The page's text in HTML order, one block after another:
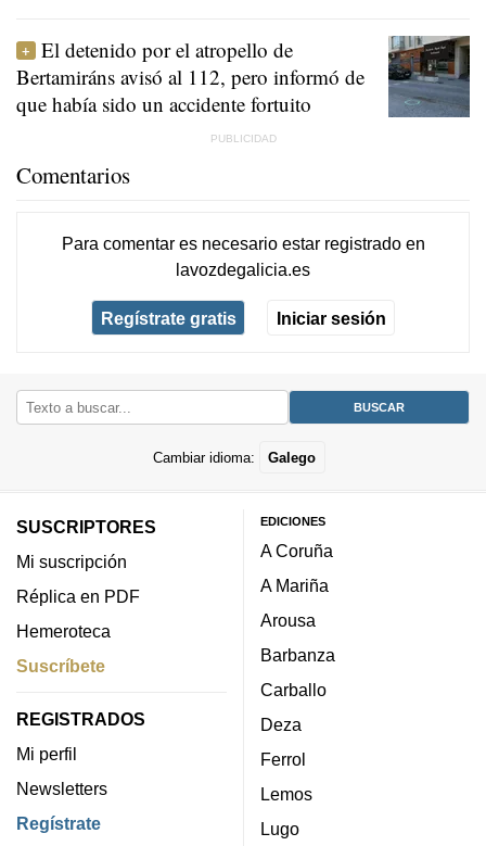
El detenido por el atropello de
Bertamiráns avisó al 112, pero informó de
que había sido un accidente fortuito
Comentarios
Para comentar es necesario estar registradoen
lavozdegalicia.es
Regístrate gratis Iniciar sesión
Cambiar idioma: Galego
SUSCRIPTORES
Mi suscripción
Réplica en PDF
Hemeroteca
Suscríbete
REGISTRADOS
Mi perfil
Newsletters
Regístrate
EDICIONES
A Coruña
A Mariña
Arousa
Barbanza
Carballo
Deza
Ferrol
Lemos
Lugo